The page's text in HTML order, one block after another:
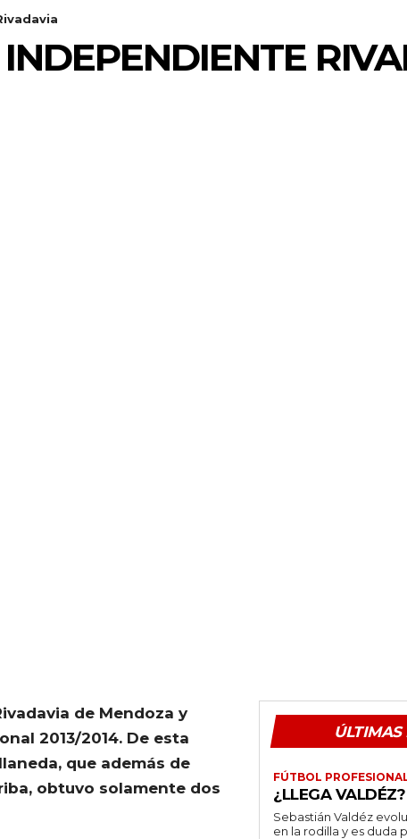
de Mendoza y
2013/2014. De esta
que además de
obtuvo solamente dos
ÚLTIMAS
FÚTBOL
¿LLEGA VALDÉZ?
Sebastián Valdéz
en la rodilla y es duda